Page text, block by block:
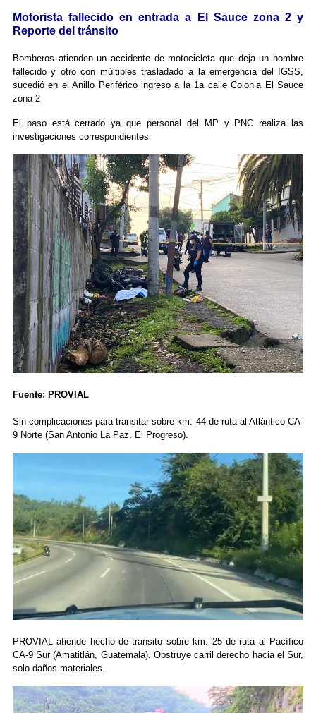
Motorista fallecido en entrada a El Sauce zona 2 y
Reporte del tránsito
Bomberos atienden un accidente de motocicleta que deja un hombre
fallecido y otro con múltiples trasladado a la emergencia del IGSS,
sucedió en el Anillo Periférico ingreso a la 1a calle Colonia El Sauce
zona 2
El paso está cerrado ya que personal del MP y PNC realiza las
investigaciones correspondientes
Fuente: PROVIAL
Sin complicaciones para transitar sobre km. 44 de ruta al Atlántico CA-
9 Norte (San Antonio La Paz, El Progreso).
PROVIAL atiende hecho de tránsito sobre km. 25 de ruta al Pacífico
CA-9 Sur (Amatitlán, Guatemala). Obstruye carril derecho hacia el Sur,
solo daños materiales.